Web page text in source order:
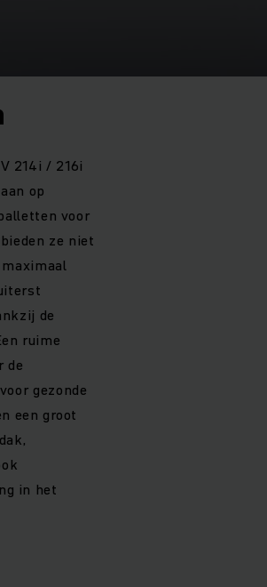
214i / 216i
op
voor
ze niet
de
ruime
de
gezonde
een groot
in het